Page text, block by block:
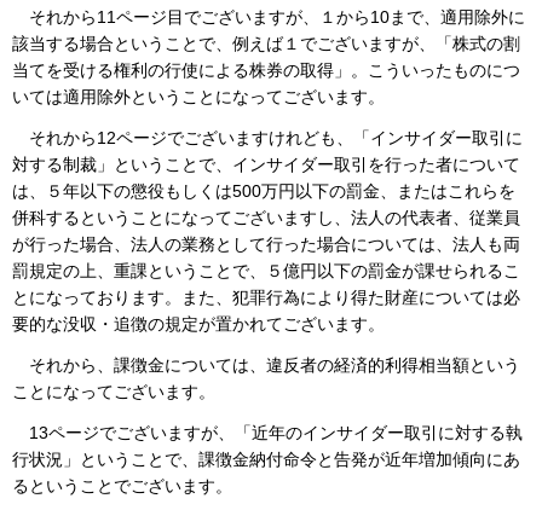
それから11ページ目でございますが、１から10まで、適用除外に
該当する場合ということで、例えば１でございますが、「株式の割
当てを受ける権利の行使による株券の取得」。こういったものにつ
いては適用除外ということになってございます。
それから12ページでございますけれども、「インサイダー取引に
対する制裁」ということで、インサイダー取引を行った者について
は、５年以下の懲役もしくは500万円以下の罰金、またはこれらを
併科するということになってございますし、法人の代表者、従業員
が行った場合、法人の業務として行った場合については、法人も両
罰規定の上、重課ということで、５億円以下の罰金が課せられるこ
とになっております。また、犯罪行為により得た財産については必
要的な没収・追徴の規定が置かれてございます。
それから、課徴金については、違反者の経済的利得相当額という
ことになってございます。
13ページでございますが、「近年のインサイダー取引に対する執
行状況」ということで、課徴金納付命令と告発が近年増加傾向にあ
るということでございます。